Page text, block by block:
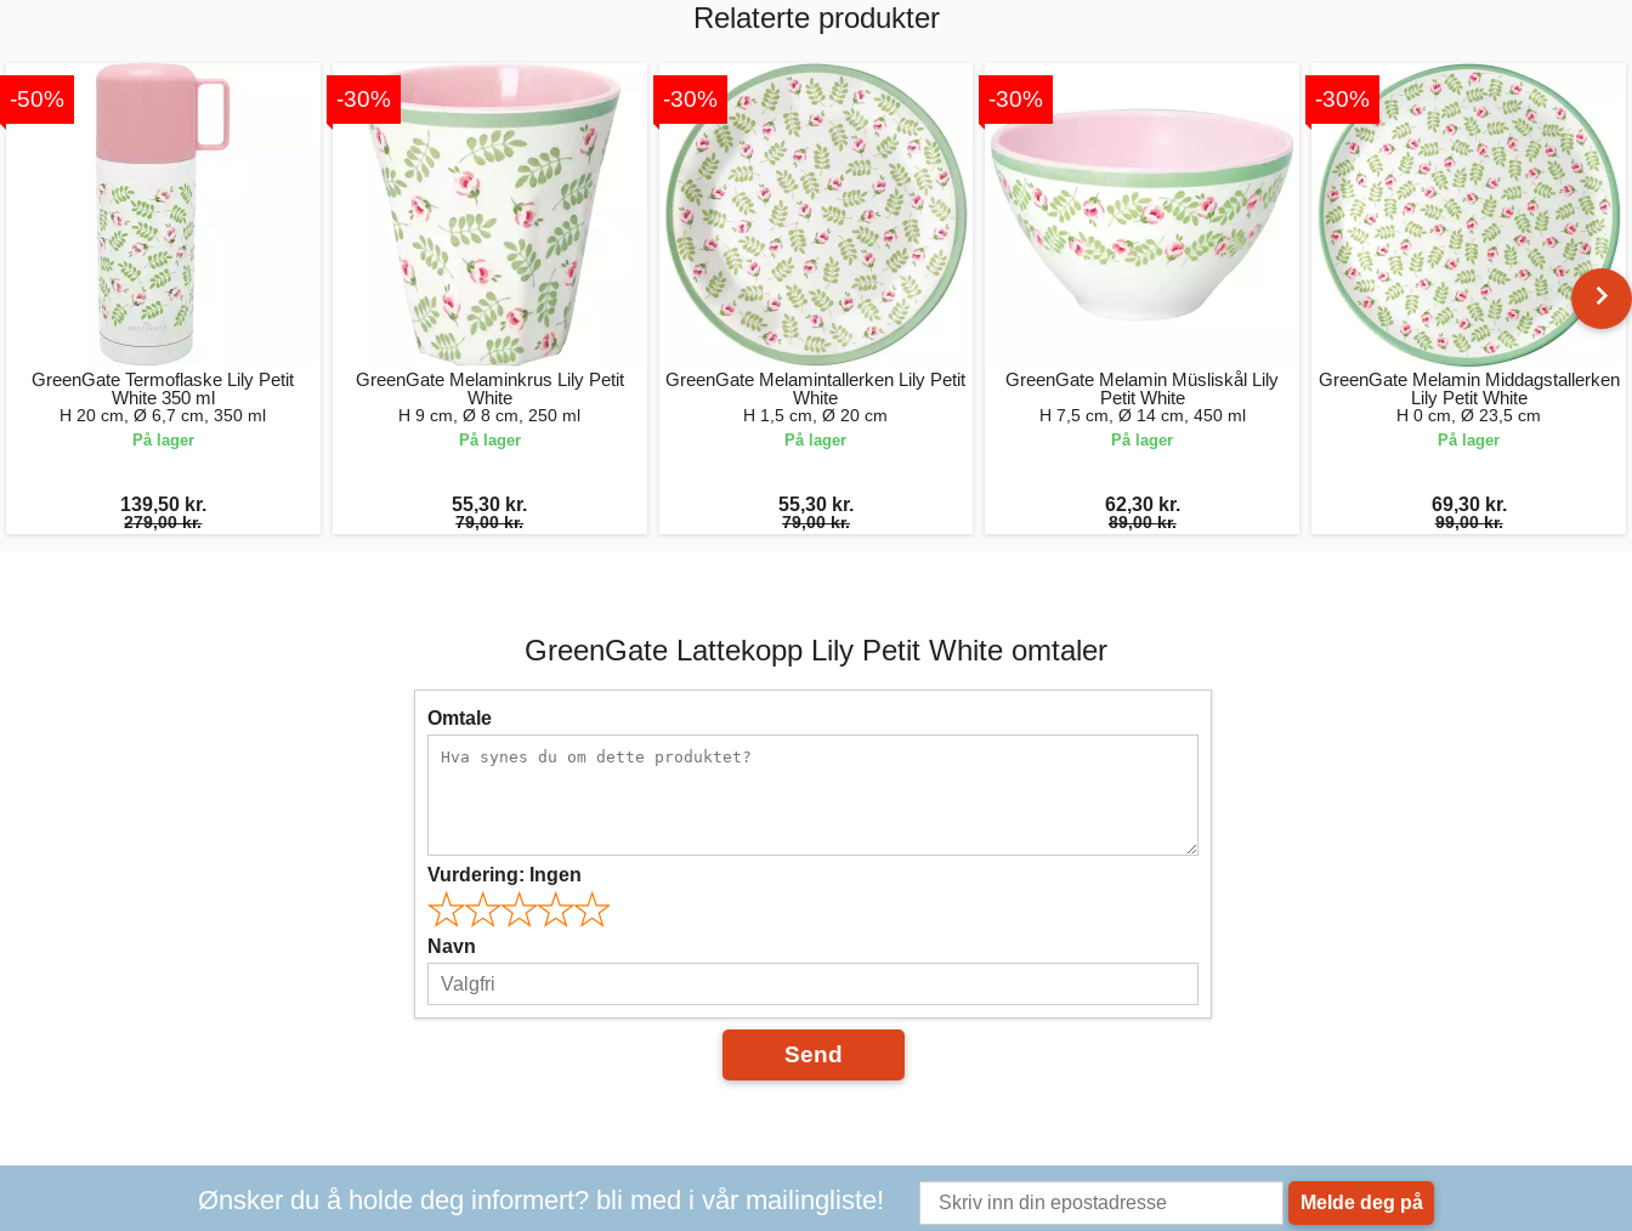
Relaterte produkter
-50%
GreenGate Termoflaske Lily Petit
White 350 ml
H 20 cm, Ø 6,7 cm, 350 ml
På lager
139,50 kr.
279,00 kr.
-30%
GreenGate Melaminkrus Lily Petit
White
H 9 cm, Ø 8 cm, 250 ml
På lager
55,30 kr.
79,00 kr.
-30%
GreenGate Melamintallerken Lily Petit
White
H 1,5 cm, Ø 20 cm
På lager
55,30 kr.
79,00 kr.
-30%
GreenGate Melamin Müsliskål Lily
Petit White
H 7,5 cm, Ø 14 cm, 450 ml
På lager
62,30 kr.
89,00 kr.
-30%
GreenGate Melamin Middagstallerken
Lily Petit White
H 0 cm, Ø 23,5 cm
På lager
69,30 kr.
99,00 kr.
GreenGate Lattekopp Lily Petit White omtaler
Omtale
Vurdering: Ingen
Navn
Send
Ønsker du å holde deg informert? bli med i vår mailingliste! Melde deg på